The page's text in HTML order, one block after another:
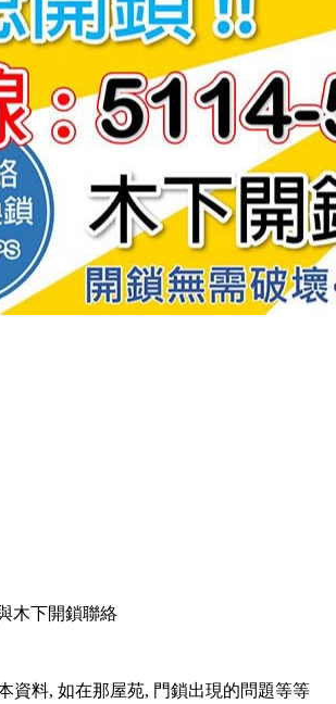
木下開鎖聯絡
資料, 如在那屋苑, 門鎖出現的問題等等